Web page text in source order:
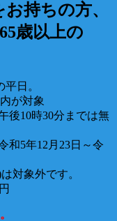
持ちの方、
歳以上の
日。
が対象
後10時30分までは無
和5年12月23日～令
対象外です。